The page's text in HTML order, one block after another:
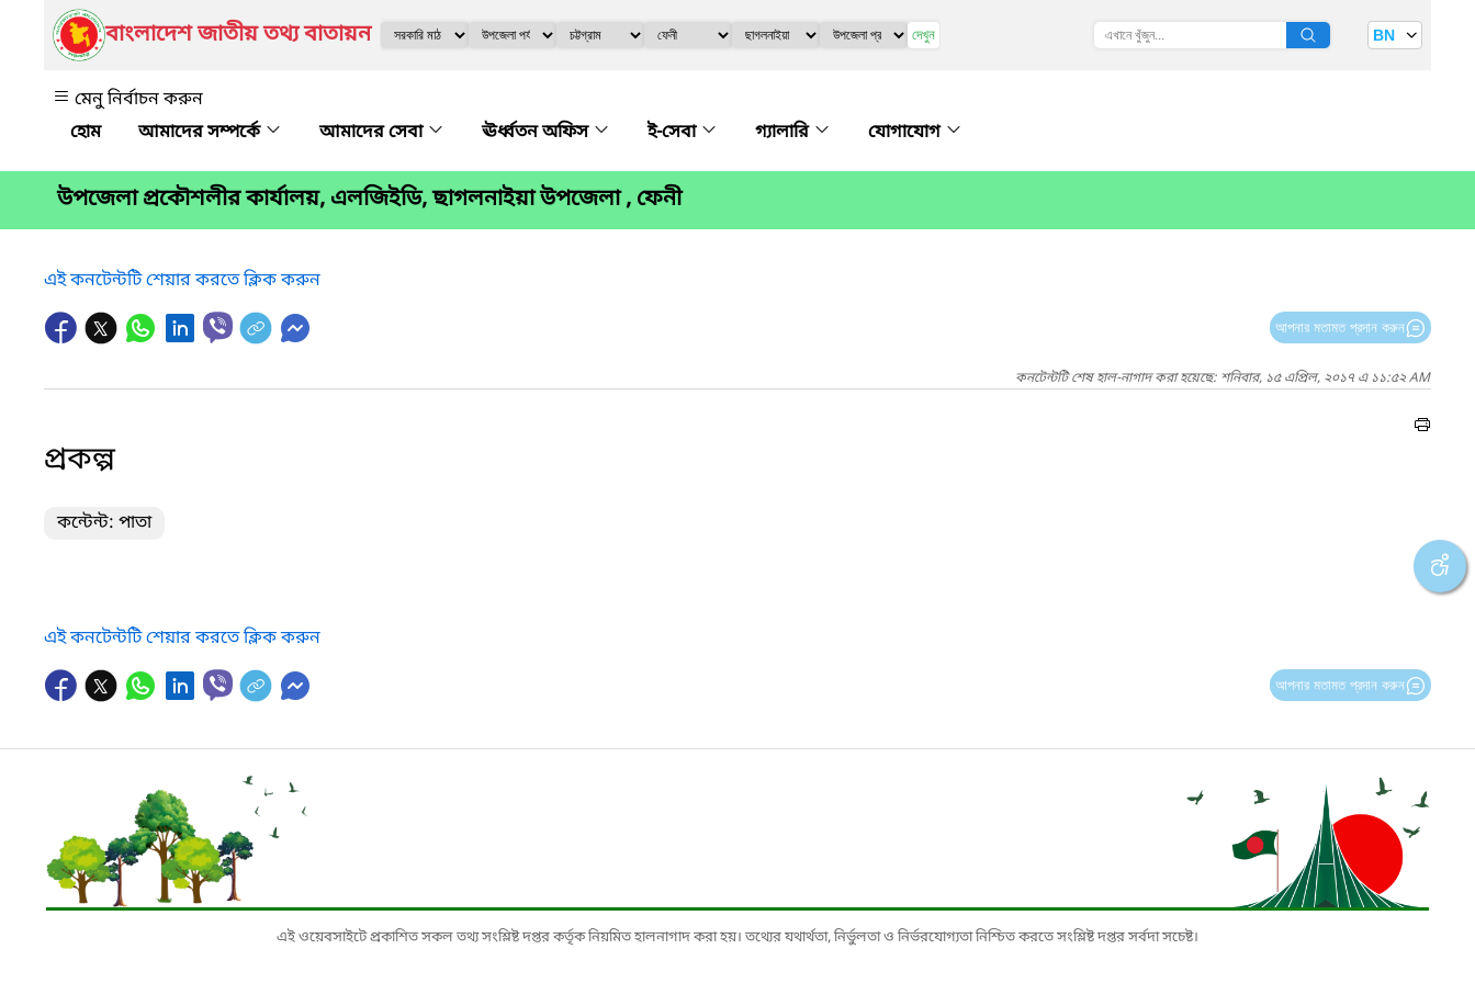
বাংলাদেশ জাতীয় তথ্য বাতায়ন দেখুন BN
মেনু নির্বাচন করুন
আমাদের সম্পর্কে
আমাদের সেবা ঊর্ধ্বতন অফিস ই-সেবা গ্যালারি যোগাযোগ
উপজেলা প্রকৌশলীর কার্যালয়, এলজিইডি, ছাগলনাইয়া উপজেলা , ফেনী
এই কনটেন্টটি শেয়ার করতে ক্লিক করুন
আপনার মতামত প্রদান করুন
কনটেন্টটি শেষ হাল-নাগাদ করা হয়েছে: শনিবার, ১৫ এপ্রিল, ২০১৭ এ ১১:৫২ AM
প্রকল্প
কন্টেন্ট: পাতা
এই কনটেন্টটি শেয়ার করতে ক্লিক করুন
আপনার মতামত প্রদান করুন
এই ওয়েবসাইটে প্রকাশিত সকল তথ্য সংশ্লিষ্ট দপ্তর কর্তৃক নিয়মিত হালনাগাদ করা হয়। তথ্যের যথার্থতা, নির্ভুলতা ও নির্ভরযোগ্যতা নিশ্চিত করতে সংশ্লিষ্ট দপ্তর সর্বদা সচেষ্ট।